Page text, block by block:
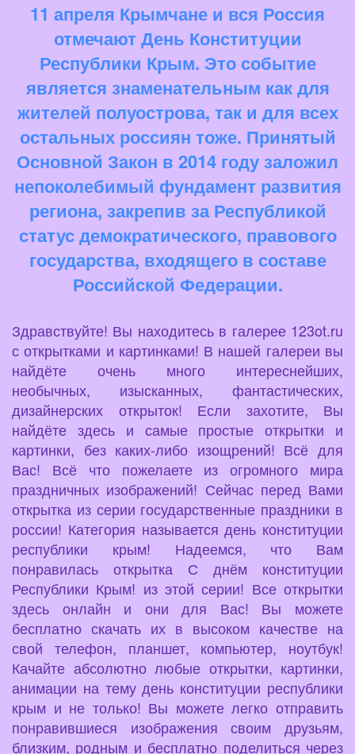
11 апреля Крымчане и вся Россия
отмечают День Конституции
Республики Крым. Это событие
является знаменательным как для
жителей полуострова, так и для всех
остальных россиян тоже. Принятый
Основной Закон в 2014 году заложил
непоколебимый фундамент развития
региона, закрепив за Республикой
статус демократического, правового
государства, входящего в составе
Российской Федерации.
Здравствуйте! Вы находитесь в галерее 123ot.ru
с открытками и картинками! В нашей галереи вы
найдёте очень много интереснейших,
необычных, изысканных, фантастических,
дизайнерских открыток! Если захотите, Вы
найдёте здесь и самые простые открытки и
картинки, без каких-либо изощрений! Всё для
Вас! Всё что пожелаете из огромного мира
праздничных изображений! Сейчас перед Вами
открытка из серии государственные праздники в
россии! Категория называется день конституции
республики крым! Надеемся, что Вам
понравилась открытка С днём конституции
Республики Крым! из этой серии! Все открытки
здесь онлайн и они для Вас! Вы можете
бесплатно скачать их в высоком качестве на
свой телефон, планшет, компьютер, ноутбук!
Качайте абсолютно любые открытки, картинки,
анимации на тему день конституции республики
крым и не только! Вы можете легко отправить
понравившиеся изображения своим друзьям,
близким, родным и бесплатно поделиться через